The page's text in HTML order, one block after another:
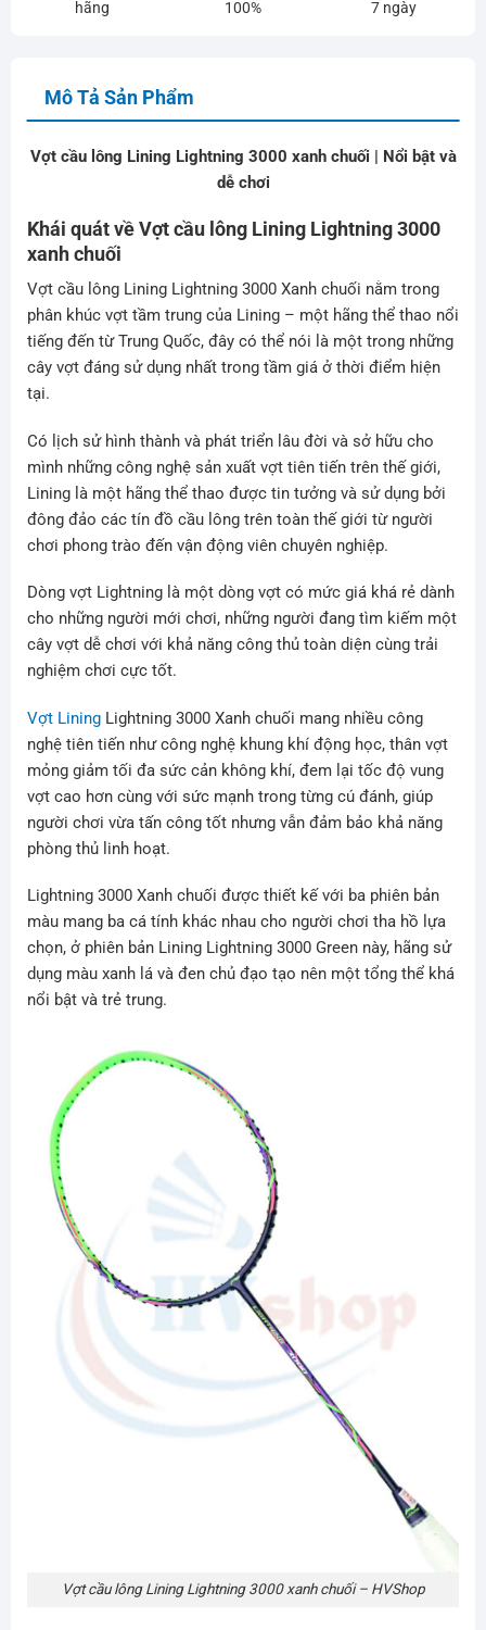
hãng
100%
7 ngày
Mô Tả Sản Phẩm
Vợt cầu lông Lining Lightning 3000 xanh chuối | Nổi bật và
dễ chơi
Khái quát về Vợt cầu lông Lining Lightning 3000
xanh chuối
Vợt cầu lông Lining Lightning 3000 Xanh chuối nằm trong
phân khúc vợt tầm trung của Lining – một hãng thể thao nổi
tiếng đến từ Trung Quốc, đây có thể nói là một trong những
cây vợt đáng sử dụng nhất trong tầm giá ở thời điểm hiện
tại.
Có lịch sử hình thành và phát triển lâu đời và sở hữu cho
mình những công nghệ sản xuất vợt tiên tiến trên thế giới,
Lining là một hãng thể thao được tin tưởng và sử dụng bởi
đông đảo các tín đồ cầu lông trên toàn thế giới từ người
chơi phong trào đến vận động viên chuyên nghiệp.
Dòng vợt Lightning là một dòng vợt có mức giá khá rẻ dành
cho những người mới chơi, những người đang tìm kiếm một
cây vợt dễ chơi với khả năng công thủ toàn diện cùng trải
nghiệm chơi cực tốt.
Vợt LiningLightning 3000 Xanh chuối mang nhiều công
nghệ tiên tiến như công nghệ khung khí động học, thân vợt
mỏng giảm tối đa sức cản không khí, đem lại tốc độ vung
vợt cao hơn cùng với sức mạnh trong từng cú đánh, giúp
người chơi vừa tấn công tốt nhưng vẫn đảm bảo khả năng
phòng thủ linh hoạt.
Lightning 3000 Xanh chuối được thiết kế với ba phiên bản
màu mang ba cá tính khác nhau cho người chơi tha hồ lựa
chọn, ở phiên bản Lining Lightning 3000 Green này, hãng sử
dụng màu xanh lá và đen chủ đạo tạo nên một tổng thể khá
nổi bật và trẻ trung.
Vợt cầu lông Lining Lightning 3000 xanh chuối – HVShop